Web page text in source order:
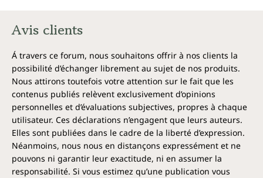
un approvisionnement de 1 mois.
Végétalien et sans les additifs
suivants
Les gélules d'acide R-alpha-lipoïque d'Unimedica
sont, conformément à la réglementation en vigueur,
exemptes de conservateurs, ainsi que d'additifs tels
que colorants, stabilisants et agents anti-
agglomérants comme le stéarate de magnésium ;
elles sont également sans OGM, sans lactose, sans
gluten et végétaliennes.
Avis clients
Á travers ce forum, nous souhaitons offrir à nos clients la
possibilité d’échanger librement au sujet de nos produits.
Nous attirons toutefois votre attention sur le fait que les
contenus publiés relèvent exclusivement d’opinions
personnelles et d’évaluations subjectives, propres à chaque
utilisateur. Ces déclarations n’engagent que leurs auteurs.
Elles sont publiées dans le cadre de la liberté d’expression.
Néanmoins, nous nous en distançons expressément et ne
pouvons ni garantir leur exactitude, ni en assumer la
responsabilité. Si vous estimez qu’une publication vous